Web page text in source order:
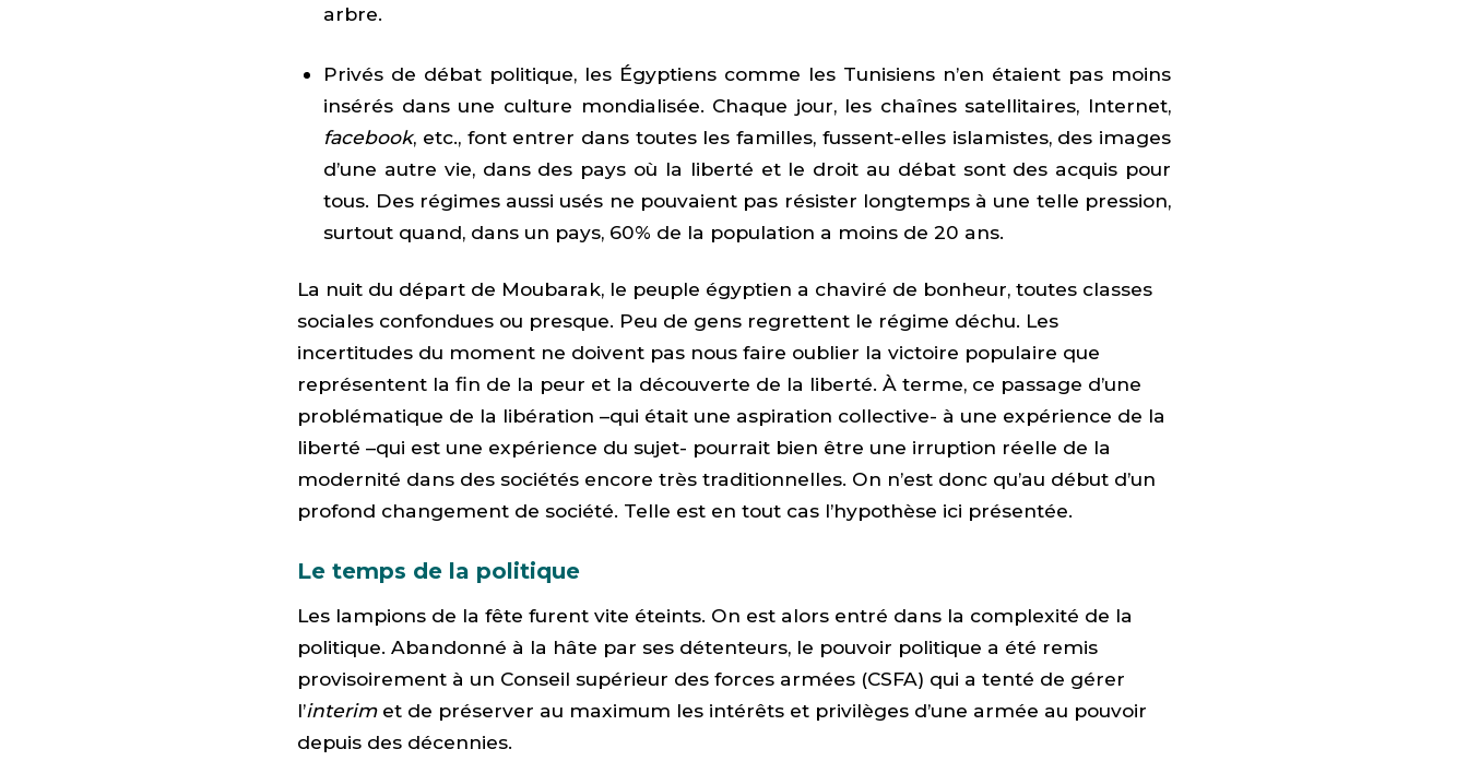
arbre.
Privés de débat politique, les Égyptiens comme les Tunisiens n’en étaient pas moins
insérés dans une culture mondialisée. Chaque jour, les chaînes satellitaires, Internet,
facebook, etc., font entrer dans toutes les familles, fussent-elles islamistes, des images
d’une autre vie, dans des pays où la liberté et le droit au débat sont des acquis pour
tous. Des régimes aussi usés ne pouvaient pas résister longtemps à une telle pression,
surtout quand, dans un pays, 60% de la population a moins de 20 ans.
La nuit du départ de Moubarak, le peuple égyptien a chaviré de bonheur, toutes classes
sociales confondues ou presque. Peu de gens regrettent le régime déchu. Les
incertitudes du moment ne doivent pas nous faire oublier la victoire populaire que
représentent la fin de la peur et la découverte de la liberté. À terme, ce passage d’une
problématique de la libération –qui était une aspiration collective- à une expérience de la
liberté –qui est une expérience du sujet- pourrait bien être une irruption réelle de la
modernité dans des sociétés encore très traditionnelles. On n’est donc qu’au début d’un
profond changement de société. Telle est en tout cas l’hypothèse ici présentée.
Le temps de la politique
Les lampions de la fête furent vite éteints. On est alors entré dans la complexité de la
politique. Abandonné à la hâte par ses détenteurs, le pouvoir politique a été remis
provisoirement à un Conseil supérieur des forces armées (CSFA) qui a tenté de gérer
l’interim et de préserver au maximum les intérêts et privilèges d’une armée au pouvoir
depuis des décennies.